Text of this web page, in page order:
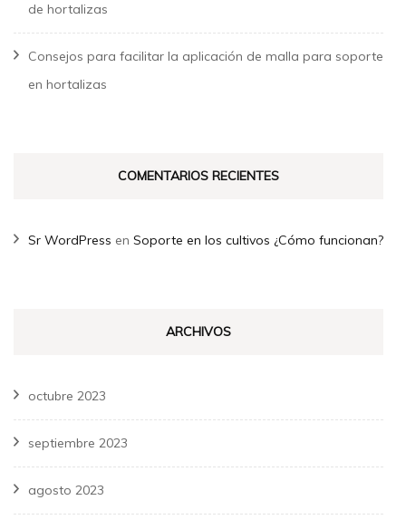
de hortalizas
Consejos para facilitar la aplicación de malla para soporte
en hortalizas
COMENTARIOS RECIENTES
Sr WordPress en Soporte en los cultivos ¿Cómo funcionan?
ARCHIVOS
octubre 2023
septiembre 2023
agosto 2023